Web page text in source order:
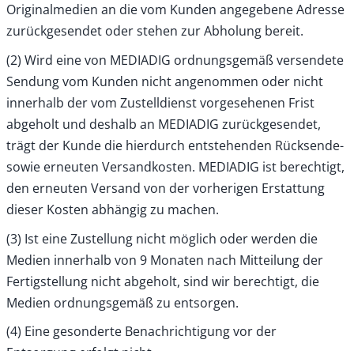
Originalmedien an die vom Kunden angegebene Adresse
zurückgesendet oder stehen zur Abholung bereit.
(2) Wird eine von MEDIADIG ordnungsgemäß versendete
Sendung vom Kunden nicht angenommen oder nicht
innerhalb der vom Zustelldienst vorgesehenen Frist
abgeholt und deshalb an MEDIADIG zurückgesendet,
trägt der Kunde die hierdurch entstehenden Rücksende-
sowie erneuten Versandkosten. MEDIADIG ist berechtigt,
den erneuten Versand von der vorherigen Erstattung
dieser Kosten abhängig zu machen.
(3) Ist eine Zustellung nicht möglich oder werden die
Medien innerhalb von 9 Monaten nach Mitteilung der
Fertigstellung nicht abgeholt, sind wir berechtigt, die
Medien ordnungsgemäß zu entsorgen.
(4) Eine gesonderte Benachrichtigung vor der